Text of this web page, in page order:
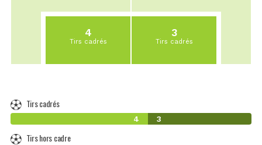
4
Tirs cadrés
3
Tirs cadrés
Tirs cadrés
4 3
Tirs hors cadre